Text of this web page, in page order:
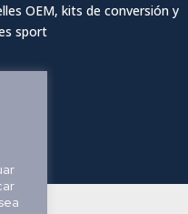
OEM, kits de conversión y
sport